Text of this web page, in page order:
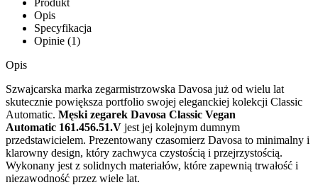
Opis
Specyfikacja
Opinie (1)
Opis
Szwajcarska marka zegarmistrzowska Davosa już od wielu lat
skutecznie powiększa portfolio swojej eleganckiej kolekcji Classic
Automatic. Męski zegarek Davosa Classic Vegan
Automatic 161.456.51.V jest jej kolejnym dumnym
przedstawicielem. Prezentowany czasomierz Davosa to minimalny i
klarowny design, który zachwyca czystością i przejrzystością.
Wykonany jest z solidnych materiałów, które zapewnią trwałość i
niezawodność przez wiele lat.